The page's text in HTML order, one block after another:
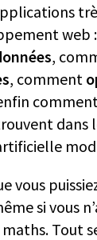
web
,
, comment
dans
vous
si vous
maths. Tout